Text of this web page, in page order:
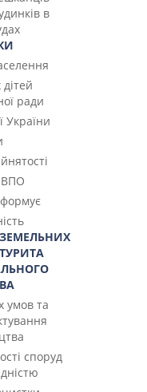
в
ради
України
ВПО
умов та
споруд